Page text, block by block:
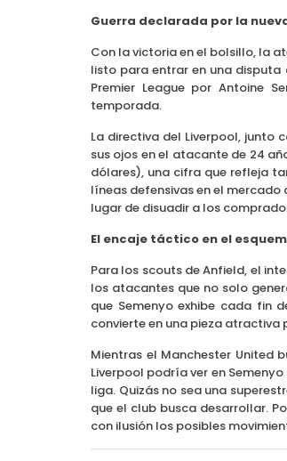
Guerra declarada por la
Con la victoria en el bolsillo, la
listo para entrar en una disputa
Premier League por Antoine
temporada.
La directiva del Liverpool, junto
sus ojos en el atacante de 24
dólares), una cifra que refleja
líneas defensivas en el
lugar de disuadir a los
El encaje táctico en el
Para los scouts de Anfield, el
los atacantes que no solo
que Semenyo exhibe cada fin
convierte en una pieza atractiva
Mientras el Manchester United
Liverpool podría ver en
liga. Quizás no sea una
que el club busca desarrollar.
con ilusión los posibles